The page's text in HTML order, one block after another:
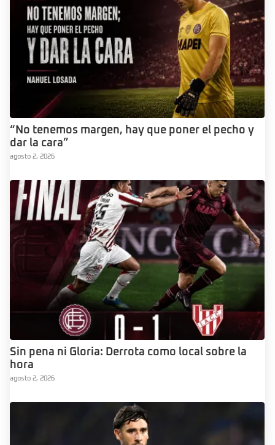
“No tenemos margen, hay que poner el pecho y
dar la cara”
agosto 2, 2026
Sin pena ni Gloria: Derrota como local sobre la
hora
agosto 2, 2026